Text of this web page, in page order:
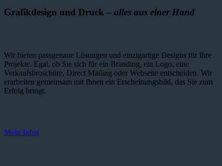
Grafikdesign und Druck – alles aus einer Hand
Wir bieten passgenaue Lösungen und einzig­artige Designs für Ihre
Projekte. Egal, ob Sie sich für ein Branding, ein Logo, eine
Verkaufsbroschüre, Direct Mailing oder Webseite entscheiden. Wir
erarbeiten gemeinsam mit Ihnen ein Erscheinungsbild, das Sie zum
Erfolg bringt.
Mehr Infos